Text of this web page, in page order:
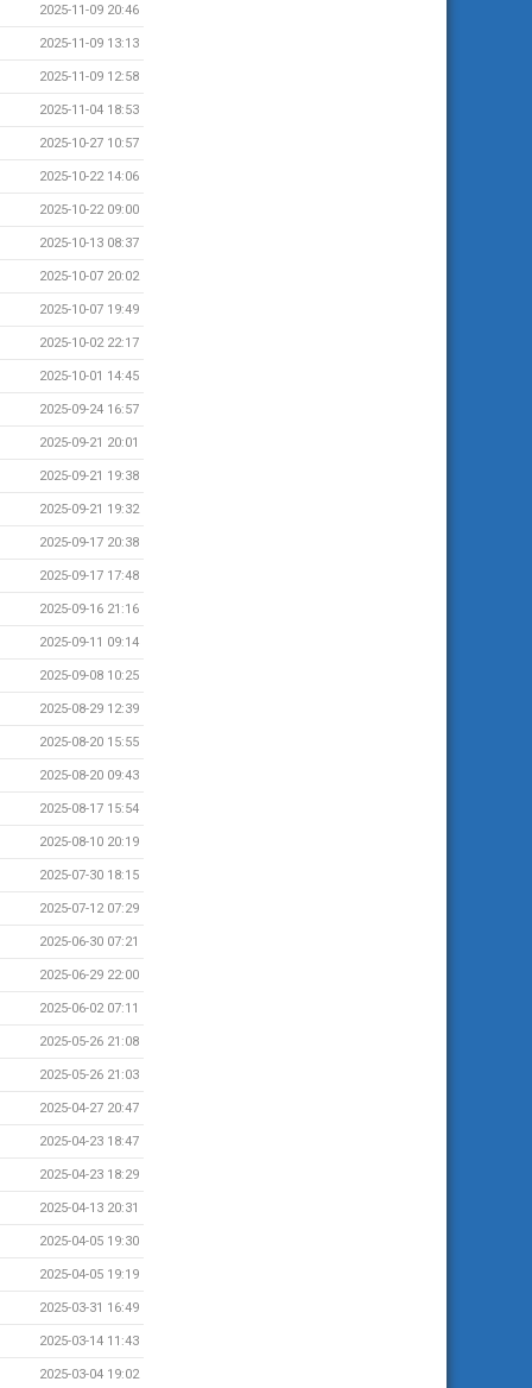
2025-11-09 20:46
2025-11-09 13:13
2025-11-09 12:58
2025-11-04 18:53
2025-10-27 10:57
2025-10-22 14:06
2025-10-22 09:00
2025-10-13 08:37
2025-10-07 20:02
2025-10-07 19:49
2025-10-02 22:17
2025-10-01 14:45
2025-09-24 16:57
2025-09-21 20:01
2025-09-21 19:38
2025-09-21 19:32
2025-09-17 20:38
2025-09-17 17:48
2025-09-16 21:16
2025-09-11 09:14
2025-09-08 10:25
2025-08-29 12:39
2025-08-20 15:55
2025-08-20 09:43
2025-08-17 15:54
2025-08-10 20:19
2025-07-30 18:15
2025-07-12 07:29
2025-06-30 07:21
2025-06-29 22:00
2025-06-02 07:11
2025-05-26 21:08
2025-05-26 21:03
2025-04-27 20:47
2025-04-23 18:47
2025-04-23 18:29
2025-04-13 20:31
2025-04-05 19:30
2025-04-05 19:19
2025-03-31 16:49
2025-03-14 11:43
2025-03-04 19:02